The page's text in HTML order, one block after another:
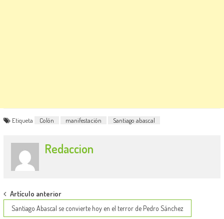
Etiqueta Colón manifestación Santiago abascal
Redaccion
Post
navigation
Artículo anterior
Santiago Abascal se convierte hoy en el terror de Pedro Sánchez